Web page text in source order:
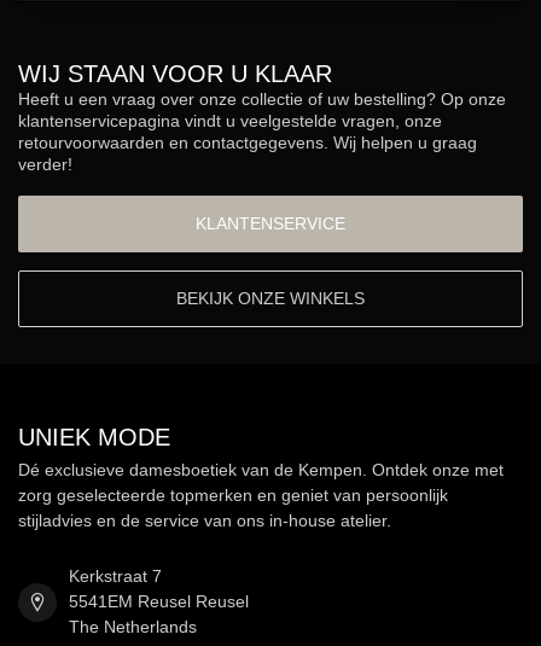
WIJ STAAN VOOR U KLAAR
Heeft u een vraag over onze collectie of uw bestelling? Op onze
klantenservicepagina vindt u veelgestelde vragen, onze
retourvoorwaarden en contactgegevens. Wij helpen u graag
verder!
KLANTENSERVICE
BEKIJK ONZE WINKELS
UNIEK MODE
Dé exclusieve damesboetiek van de Kempen. Ontdek onze met
zorg geselecteerde topmerken en geniet van persoonlijk
stijladvies en de service van ons in-house atelier.
Kerkstraat 7
5541EM Reusel Reusel
The Netherlands